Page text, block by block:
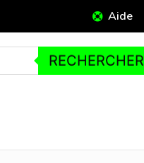
Aide
RECHERCHER